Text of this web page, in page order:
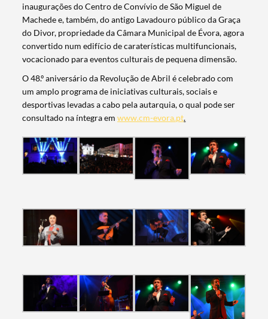
Search term
Categories
Filters
inaugurações do Centro de Convívio de São Miguel de
Machede e, também, do antigo Lavadouro público da Graça
do Divor, propriedade da Câmara Municipal de Évora, agora
convertido num edifício de caraterísticas multifuncionais,
vocacionado para eventos culturais de pequena dimensão.
O 48.º aniversário da Revolução de Abril é celebrado com
um amplo programa de iniciativas culturais, sociais e
desportivas levadas a cabo pela autarquia, o qual pode ser
consultado na íntegra emwww.cm-evora.pt.